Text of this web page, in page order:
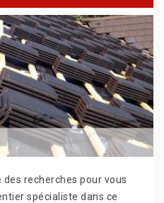
recherches pour vous
spécialiste dans ce